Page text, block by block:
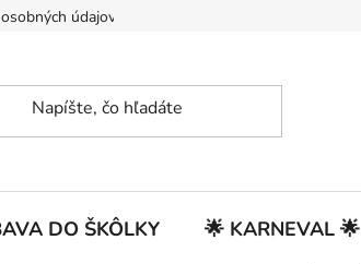
údajov
DO ŠKÔLKY 🌟 KARNEVAL 🌟